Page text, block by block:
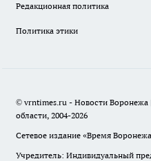
Редакционная политика
Политика этики
© vrntimes.ru - Новости
области, 2004-2026
Сетевое издание «Время
Учредитель: Индивидуальный